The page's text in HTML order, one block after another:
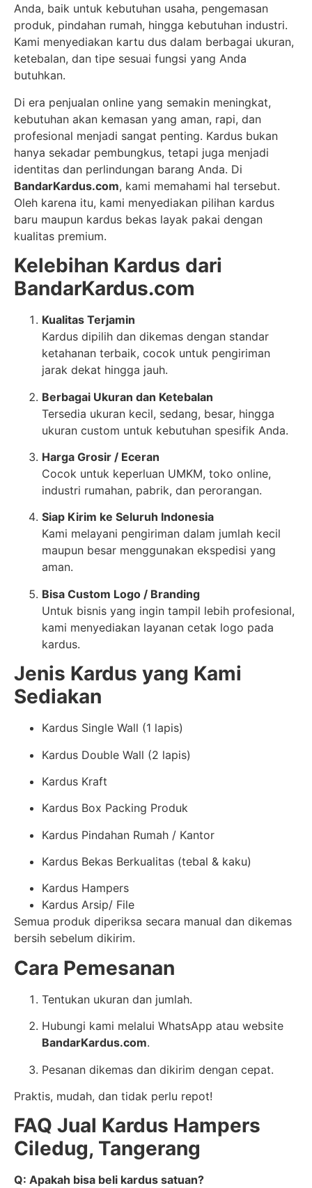
Anda, baik untuk kebutuhan usaha, pengemasan
produk, pindahan rumah, hingga kebutuhan industri.
Kami menyediakan kartu dus dalam berbagai ukuran,
ketebalan, dan tipe sesuai fungsi yang Anda
butuhkan.
Di era penjualan online yang semakin meningkat,
kebutuhan akan kemasan yang aman, rapi, dan
profesional menjadi sangat penting. Kardus bukan
hanya sekadar pembungkus, tetapi juga menjadi
identitas dan perlindungan barang Anda. Di
BandarKardus.com, kami memahami hal tersebut.
Oleh karena itu, kami menyediakan pilihan kardus
baru maupun kardus bekas layak pakai dengan
kualitas premium.
Kelebihan Kardus dari
BandarKardus.com
Kualitas Terjamin
Kardus dipilih dan dikemas dengan standar
ketahanan terbaik, cocok untuk pengiriman
jarak dekat hingga jauh.
Berbagai Ukuran dan Ketebalan
Tersedia ukuran kecil, sedang, besar, hingga
ukuran custom untuk kebutuhan spesifik Anda.
Harga Grosir / Eceran
Cocok untuk keperluan UMKM, toko online,
industri rumahan, pabrik, dan perorangan.
Siap Kirim ke Seluruh Indonesia
Kami melayani pengiriman dalam jumlah kecil
maupun besar menggunakan ekspedisi yang
aman.
Bisa Custom Logo / Branding
Untuk bisnis yang ingin tampil lebih profesional,
kami menyediakan layanan cetak logo pada
kardus.
Jenis Kardus yang Kami
Sediakan
Kardus Single Wall (1 lapis)
Kardus Double Wall (2 lapis)
Kardus Kraft
Kardus Box Packing Produk
Kardus Pindahan Rumah / Kantor
Kardus Bekas Berkualitas (tebal & kaku)
Kardus Hampers
Kardus Arsip/ File
Semua produk diperiksa secara manual dan dikemas
bersih sebelum dikirim.
Cara Pemesanan
Tentukan ukuran dan jumlah.
Hubungi kami melalui WhatsApp atau website
BandarKardus.com.
Pesanan dikemas dan dikirim dengan cepat.
Praktis, mudah, dan tidak perlu repot!
FAQ Jual Kardus Hampers
Ciledug, Tangerang
Q: Apakah bisa beli kardus satuan?